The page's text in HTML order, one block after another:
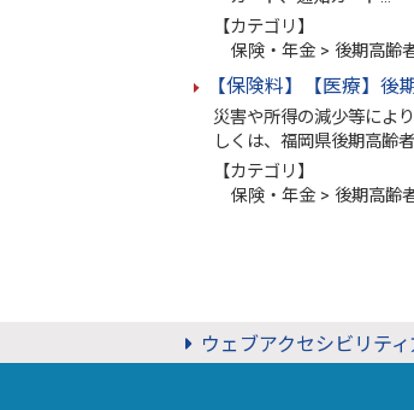
【カテゴリ】
保険・年金 > 後期高齢
【保険料】【医療】後
災害や所得の減
しくは、福岡県後期高齢
【カテゴリ】
保険・年金 > 後期高齢
ウェブアクセシビリテ